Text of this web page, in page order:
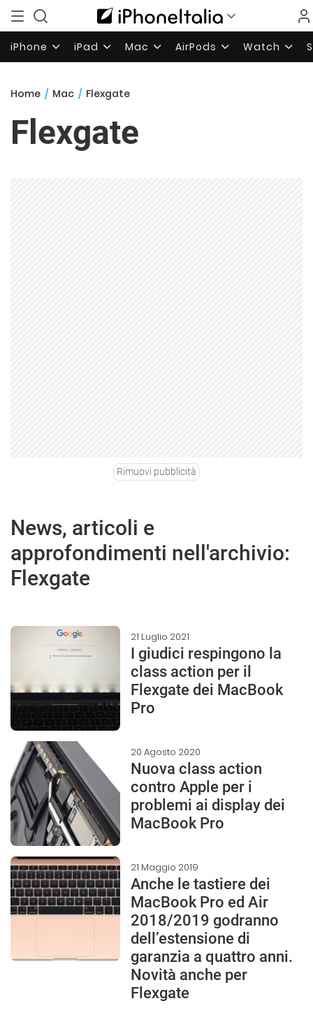
iPhone iPad Mac AirPods Watch
Home / Mac / Flexgate
Flexgate
Rimuovi pubblicità
News, articoli e
approfondimenti nell'archivio:
Flexgate
21 Luglio 2021
I giudici respingono la
class action per il
Flexgate dei MacBook
Pro
20 Agosto 2020
Nuova class action
contro Apple per i
problemi ai display dei
MacBook Pro
21 Maggio 2019
Anche le tastiere dei
MacBook Pro ed Air
2018/2019 godranno
dell’estensione di
garanzia a quattro anni.
Novità anche per
Flexgate